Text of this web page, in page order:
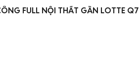
FULL NỘI THẤT GẦN LOTTE Q7